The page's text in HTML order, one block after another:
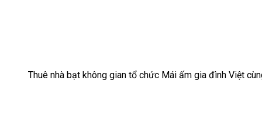
Thuê nhà bạt không gian tổ chức Mái ấm gia đình Việt